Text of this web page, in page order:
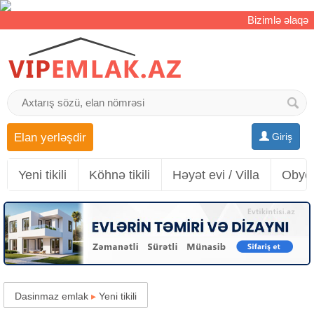
Bizimlə əlaqə
Giriş
Elan yerləşdir
Yeni tikili Köhnə tikili Həyət evi / Villa
Dasinmaz emlak ▸ Yeni tikili